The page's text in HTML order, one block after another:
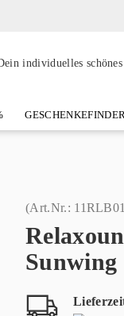
Konto
Passwort
individuelles schönes
(Art.Nr.:
Sunwing